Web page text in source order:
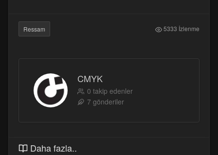
Ressam 5333 İzlenme
CMYK
0 takip edenler
7 gönderiler
Daha fazla..